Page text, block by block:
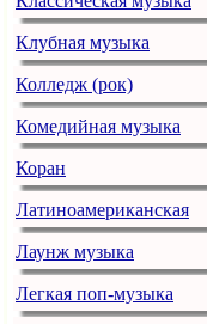
Клубная музыка
Колледж (рок)
Комедийная музыка
Коран
Латиноамериканская
Лаунж музыка
Легкая поп-музыка